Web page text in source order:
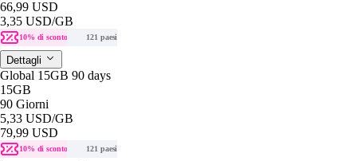
66,99 USD
3,35 USD/GB
10% di sconto 121 paesi
Dettagli
Global 15GB 90 days
15GB
90 Giorni
5,33 USD/GB
79,99 USD
10% di sconto 121 paesi